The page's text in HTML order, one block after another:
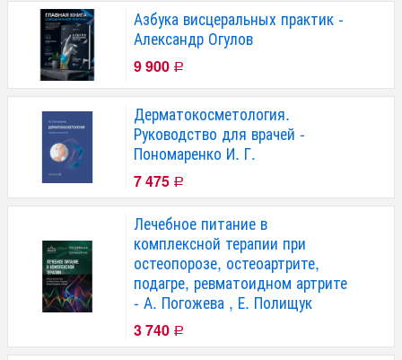
Азбука висцеральных практик -
Александр Огулов
9 900 Р
Дерматокосметология.
Руководство для врачей -
Пономаренко И. Г.
7 475 Р
Лечебное питание в
комплексной терапии при
остеопорозе, остеоартрите,
подагре, ревматоидном артрите
- А. Погожева , Е. Полищук
3 740 Р